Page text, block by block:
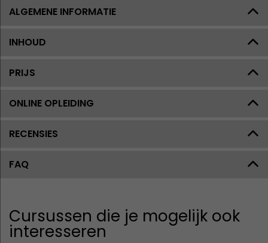
ALGEMENE INFORMATIE
INHOUD
PRIJS
ONLINE OPLEIDING
RECENSIES
FAQ
Cursussen die je mogelijk ook
interesseren